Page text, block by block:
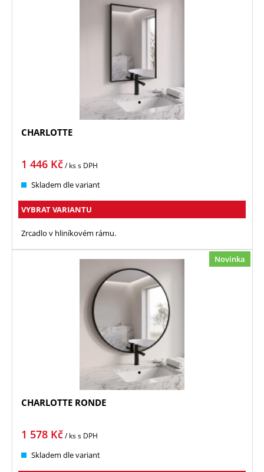
CHARLOTTE
1 446 Kč/ kss DPH
Skladem dle variant
VYBRAT VARIANTU
Zrcadlo v hliníkovém rámu.
Novinka
CHARLOTTE RONDE
1 578 Kč/ kss DPH
Skladem dle variant